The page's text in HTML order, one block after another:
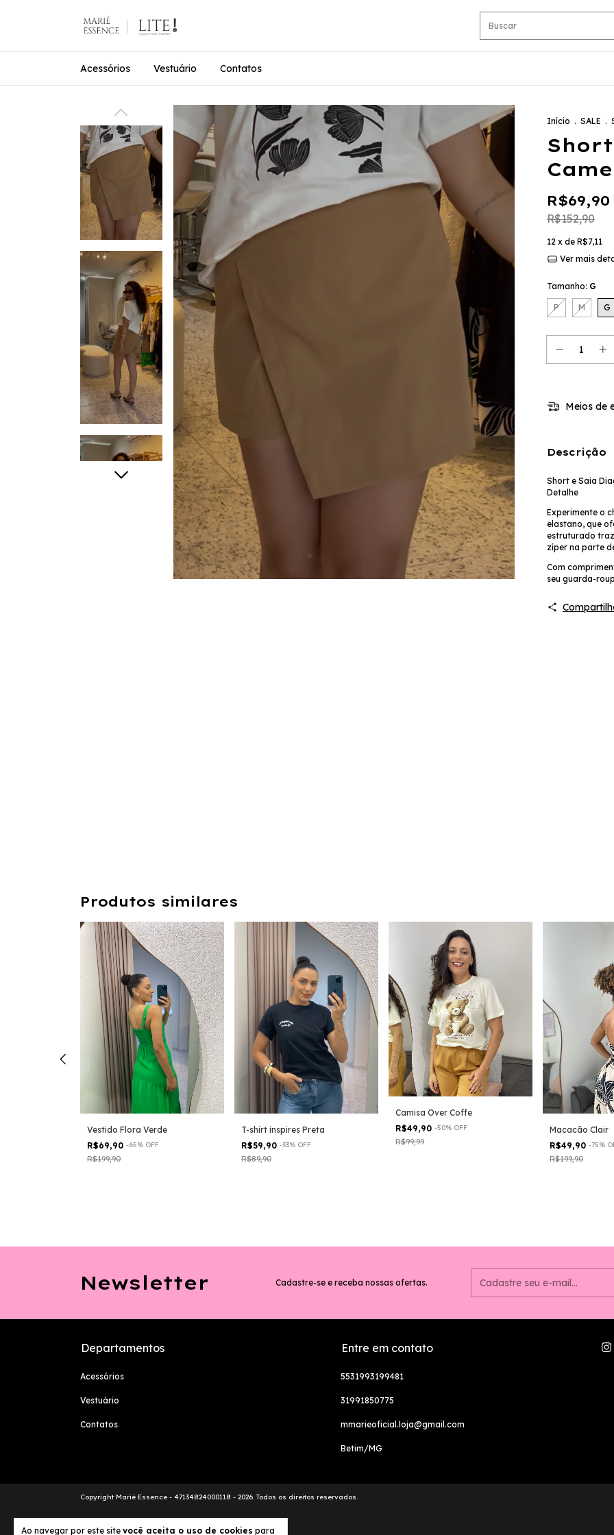
Acessórios Vestuário Contatos
Ao navegar por este site você aceita o uso de cookies para
Início . SALE .
R$69,90
R$152,90
12 x de R$7,11
Ver mais
Tamanho: G
P M G
Meios de
Descrição
Short e Saia
Detalhe
Experimente o
elastano, que
estruturado
zíper na parte
Com
seu guarda-
Produtos similares
Vestido Flora Verde
R$69,90 -65% OFF
R$199,90
T-shirt inspires Preta
R$59,90 -33% OFF
R$89,90
Camisa Over Coffe
R$49,90 -50% OFF
R$99,99
Macacão Clair
R$49,90 -75%
R$199,90
Newsletter Cadastre-se e receba nossas ofertas.
Departamentos
Acessórios
Vestuário
Contatos
Entre em contato
5531993199481
31991850775
mmarieoficial.loja@gmail.com
Betim/MG
Copyright Mariê Essence - 47134824000118 - 2026. Todos os direitos reservados.